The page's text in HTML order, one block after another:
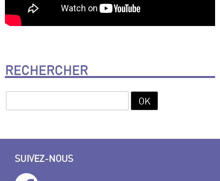
RECHERCHER
SUIVEZ-NOUS